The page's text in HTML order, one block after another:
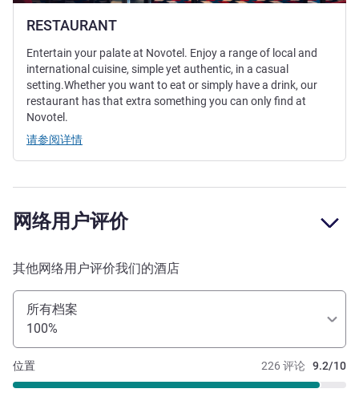
RESTAURANT
Entertain your palate at Novotel. Enjoy a range of local and
international cuisine, simple yet authentic, in a casual
setting.Whether you want to eat or simply have a drink, our
restaurant has that extra something you can only find at
Novotel.
请参阅详情
网络用户评价
其他网络用户评价我们的酒店
所有档案
100%
226 评论 9.2/10
位置